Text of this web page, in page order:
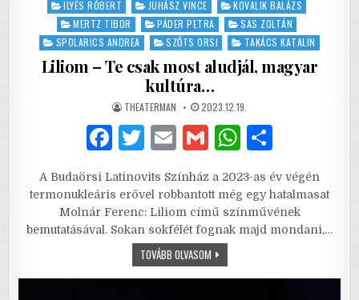
ILYÉS RÓBERT
JUHÁSZ VINCE
KOVALIK BALÁZS
MERTZ TIBOR
PÁDER PETRA
SAS ZOLTÁN
SPOLARICS ANDREA
SZŐTS ORSI TAKÁCS KATALIN
Liliom – Te csak most aludjál, magyar
kultúra…
AUTHOR:
THEATERMAN PUBLISHED
DATE:
2023.12.19.
F
c
e
b
T
it
te
r
E
ai
l
G
ai
l
W
at
s
A
ar
e
A Budaörsi Latinovits Színház a 2023-as év végén
termonukleáris erővel robbantott még egy hatalmasat
Molnár Ferenc: Liliom című színművének
bemutatásával. Sokan sokfélét fognak majd mondani,…
TOVÁBB OLVASOMLILIOM
–